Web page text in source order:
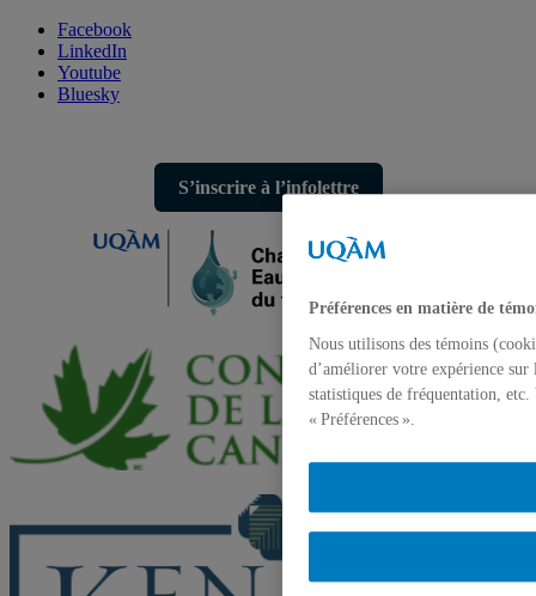
Facebook
LinkedIn
Youtube
Bluesky
S’inscrire à l’infolettre
Préférences en matière de
Nous utilisons des témoins
d’améliorer votre expérience sur
statistiques de fréquentation,
« Préférences ».